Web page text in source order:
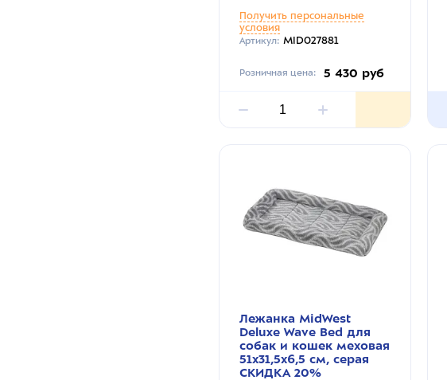
Получить персональные
условия
Артикул: MID027881
Розничная цена: 5 430 руб
Лежанка MidWest
Deluxe Wave Bed для
собак и кошек меховая
51х31,5х6,5 см, серая
СКИДКА 20%